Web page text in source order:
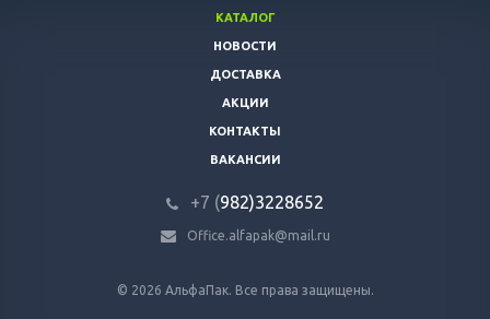
КАТАЛОГ
НОВОСТИ
ДОСТАВКА
АКЦИИ
КОНТАКТЫ
ВАКАНСИИ
+7 (982)3228652
Office.alfapak@mail.ru
© 2026 АльфаПак. Все права защищены.